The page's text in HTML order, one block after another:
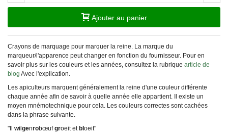
Ajouter au panier
Crayons de marquage pour marquer la reine. La marque du
marqueur/l'apparence peut changer en fonction du fournisseur. Pour en
savoir plus sur les couleurs et les années, consultez la rubrique article de
blog Avec l'explication.
Les apiculteurs marquent généralement la reine d'une couleur différente
chaque année afin de savoir à quelle année elle appartient. Il existe un
moyen mnémotechnique pour cela. Les couleurs correctes sont cachées
dans la phrase suivante.
"Il wi genrobœufgroeit et bl oeit"